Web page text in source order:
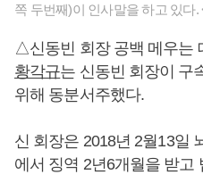
쪽 두번째)이 인사말을 하고 있다.
△신동빈 회장 공백 메우는
황각규는 신동빈 회장이 구
위해 동분서주했다.
신 회장은 2018년 2월13일
에서 징역 2년6개월을 받고